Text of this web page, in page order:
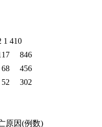
410
846
456
302
原因(例数)